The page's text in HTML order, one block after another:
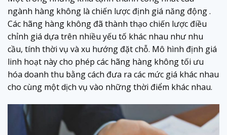
ngành hàng không là chiến lược định giá năng động .
Các hãng hàng không đã thành thạo chiến lược điều
chỉnh giá dựa trên nhiều yếu tố khác nhau như nhu
cầu, tính thời vụ và xu hướng đặt chỗ. Mô hình định giá
linh hoạt này cho phép các hãng hàng không tối ưu
hóa doanh thu bằng cách đưa ra các mức giá khác nhau
cho cùng một dịch vụ vào những thời điểm khác nhau.